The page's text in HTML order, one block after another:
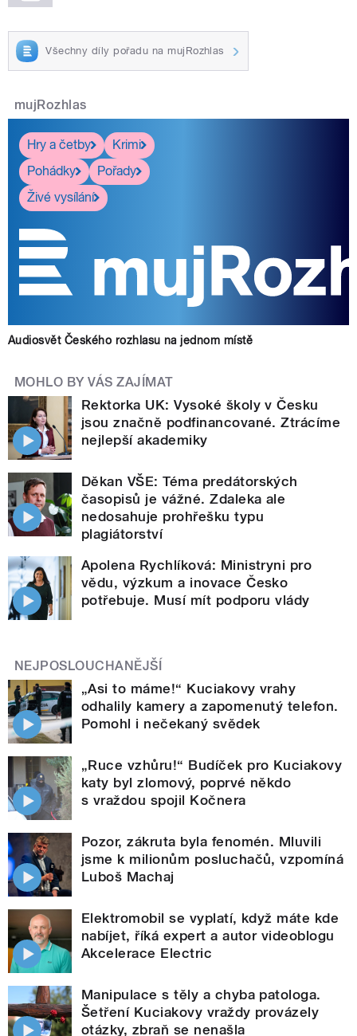
Všechny díly pořadu na mujRozhlas
mujRozhlas
Hry a četby
Krimi
Pohádky
Pořady
Živé vysílání
Audiosvět Českého rozhlasu na jednom místě
MOHLO BY VÁS ZAJÍMAT
Rektorka UK: Vysoké školy v Česku
jsou značně podfinancované. Ztrácíme
nejlepší akademiky
Děkan VŠE: Téma predátorských
časopisů je vážné. Zdaleka ale
nedosahuje prohřešku typu
plagiátorství
Apolena Rychlíková: Ministryni pro
vědu, výzkum a inovace Česko
potřebuje. Musí mít podporu vlády
NEJPOSLOUCHANĚJŠÍ
„Asi to máme!“ Kuciakovy vrahy
odhalily kamery a zapomenutý telefon.
Pomohl i nečekaný svědek
„Ruce vzhůru!“ Budíček pro Kuciakovy
katy byl zlomový, poprvé někdo
s vraždou spojil Kočnera
Pozor, zákruta byla fenomén. Mluvili
jsme k milionům posluchačů, vzpomíná
Luboš Machaj
Elektromobil se vyplatí, když máte kde
nabíjet, říká expert a autor videoblogu
Akcelerace Electric
Manipulace s těly a chyba patologa.
Šetření Kuciakovy vraždy provázely
otázky, zbraň se nenašla